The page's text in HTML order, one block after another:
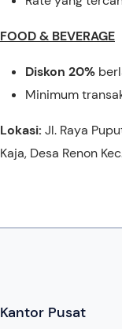
FOOD & BEVERAGE
Diskon 20%
Minimum
Lokasi: Jl. Raya
Kaja, Desa Renon
Kantor Pusat